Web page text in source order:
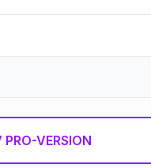
PRO-VERSION